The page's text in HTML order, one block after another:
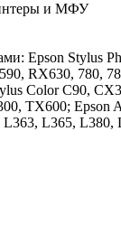
и МФУ
Epson Stylus
RX630, 780,
Color C90,
TX600; Epson
L365,